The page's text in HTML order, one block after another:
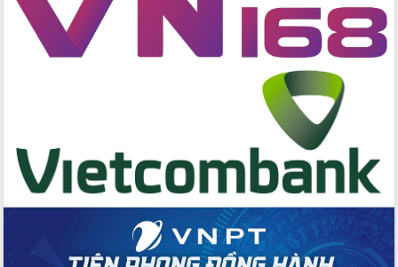
Rộn ràng lễ hội truyền thống Sông
nước Đà Nông lần thứ I năm 2026
Kỳ họp Chuyên đề lần thứ Năm, HĐND
biểu HĐND tỉnh Đắk Lắk, nhiệm kỳ
2026-2031
Phát động hai phong trào thi đua quan
trọng trong kỷ nguyên mới
Hội nghị lần thứ tư Ban Chỉ đạo công